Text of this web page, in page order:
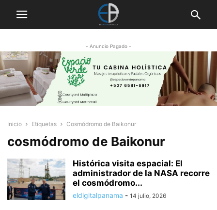
- Anuncio Pagado -
Inicio Etiquetas Cosmódromo de Baikonur
cosmódromo de Baikonur
Histórica visita espacial: El
administrador de la NASA recorre
el cosmódromo...
eldigitalpanama - 14 julio, 2026